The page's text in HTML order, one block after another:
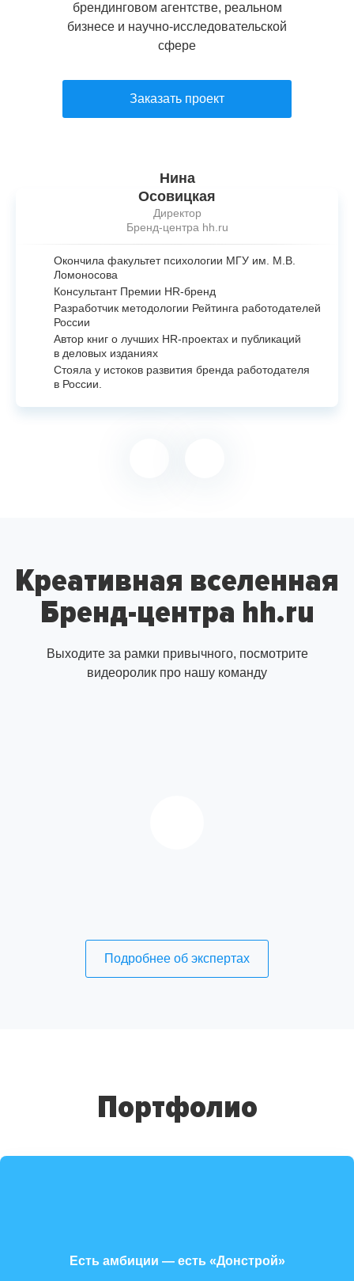
брендинговом агентстве, реальном
бизнесе и научно-исследовательской
сфере
Заказать проект
Нина
Осовицкая
Директор
Бренд-центра hh.ru
Окончила факультет психологии МГУ им. М.В.
Ломоносова
Консультант Премии HR-бренд
Разработчик методологии Рейтинга работодателей
России
Автор книг о лучших HR-проектах и публикаций
в деловых изданиях
Стояла у истоков развития бренда работодателя
в России.
Креативная вселенная
Бренд-центра hh.ru
Выходите за рамки привычного, посмотрите
видеоролик про нашу команду
Подробнее об экспертах
Портфолио
Есть амбиции — есть «Донстрой»